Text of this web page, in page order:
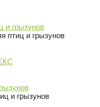
и грызунов
птиц и грызунов
и грызунов